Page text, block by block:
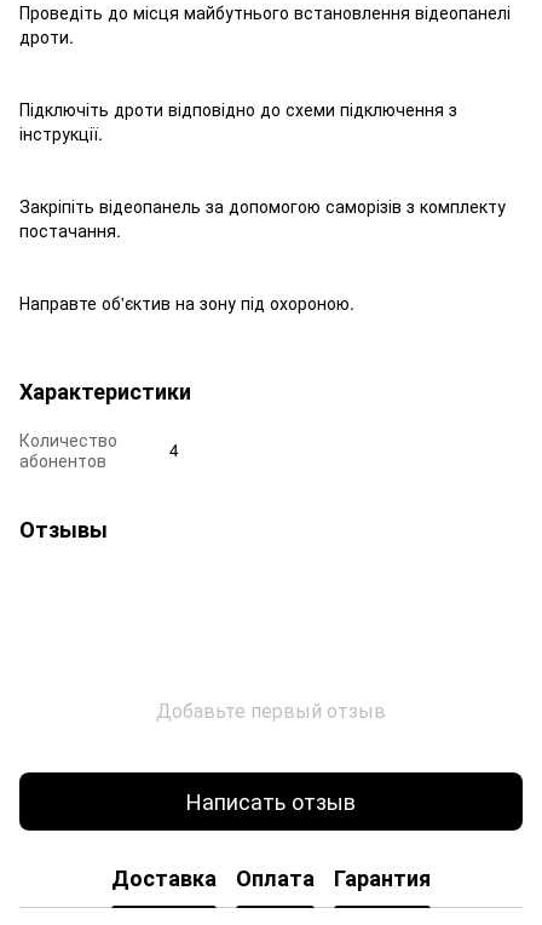
Проведіть до місця майбутнього встановлення відеопанелі
дроти.
Підключіть дроти відповідно до схеми підключення з
інструкції.
Закріпіть відеопанель за допомогою саморізів з комплекту
постачання.
Направте об'єктив на зону під охороною.
Характеристики
Количество
абонентов
4
Отзывы
Добавьте первый отзыв
Написать отзыв
Доставка Оплата Гарантия